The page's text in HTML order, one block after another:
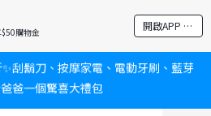
購物金 開啟APP 享隱藏優惠
金✨再享消費回饋無極限
✨刮鬍刀、按摩家電、電動牙刷、藍芽
爸一個驚喜大禮包
半導體製冷 x 微米級冰霧，一秒開